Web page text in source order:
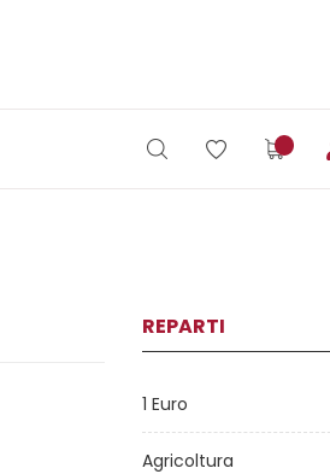
REPARTI
1 Euro
Agricoltura